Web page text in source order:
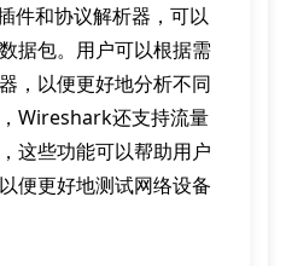
件和协议解析器，可以
据包。用户可以根据需
，以便更好地分析不同
Wireshark还支持流量
这些功能可以帮助用户
便更好地测试网络设备